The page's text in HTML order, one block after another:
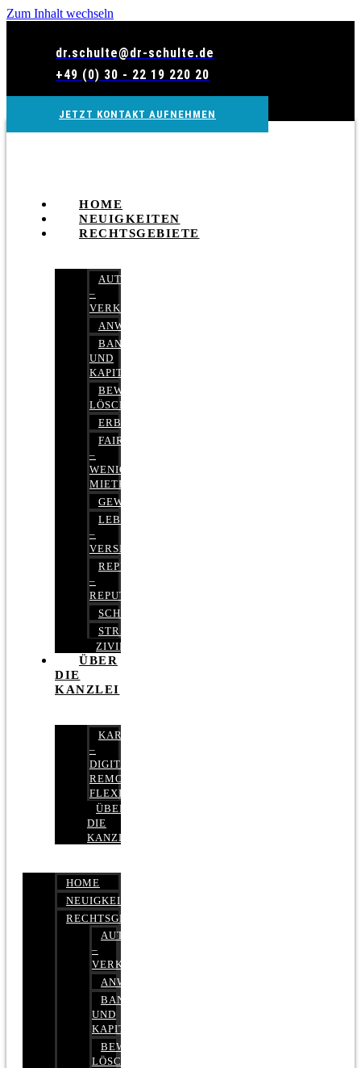
Zum Inhalt wechseln
dr.schulte@dr-schulte.de
+49 (0) 30 - 22 19 220 20
JETZT KONTAKT AUFNEHMEN
HOME
NEUIGKEITEN
RECHTSGEBIETE
AUTOBETRUG
–
VERKEHRSRECHT
ANWALTSHAFTUNGSRECHT
BANK-
UND
KAPITALMARKTRECHT
BEWERTUNGEN
LÖSCHEN
ERBRECHT
FAIRMIETEN
–
WENIGER
MIETE
GEWERBERECHT
LEBENSVERSICHERUNG
–
VERSICHERUNGSRECHT
REPUTATIONSRECHT
–
REPUTATIONSMANAGEMENT
SCHUFARECHT
STRAFRECHT
ZIVILRECHT
ÜBER
DIE
KANZLEI
KARRIERE
–
DIGITAL,
REMOTE,
FLEXIBEL
ÜBER
DIE
KANZLEI
HOME
NEUIGKEITEN
RECHTSGEBIETE
AUTOBETRUG
–
VERKEHRSRECHT
ANWALTSHAFTUNGSRECHT
BANK-
UND
KAPITALMARKTRECHT
BEWERTUNGEN
LÖSCHEN